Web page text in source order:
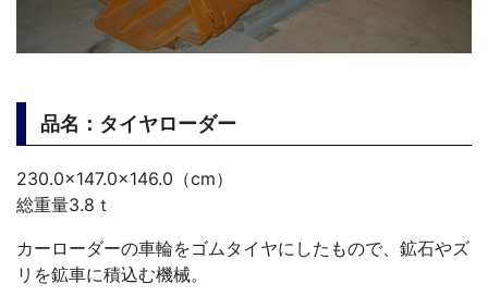
品名：タイヤローダー
230.0×147.0×146.0（cm）
総重量3.8ｔ
カーローダーの車輪をゴムタイヤにしたもので、鉱石やズ
リを鉱車に積込む機械。